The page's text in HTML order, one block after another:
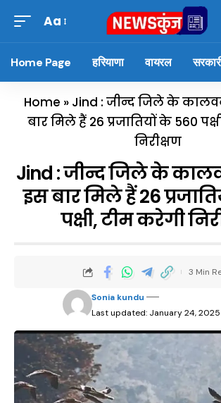
Aa
Home Page हरियाणा वायरल
Home » Jind : जीन्द जिले के
बार मिले हैं 26 प्रजातियों के 560
निरीक्षण
Jind : जीन्द जिले के
इस बार मिले हैं 26
पक्षी, टीम करेगी
Last updated: January 24, 2025
Sonia kundu
3 Min